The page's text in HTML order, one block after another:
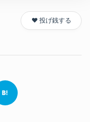
❤️ 投げ銭する